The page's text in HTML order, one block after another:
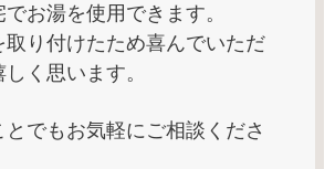
お湯を使用できます。
取り付けたため喜んでいただ
く思います。
とでもお気軽にご相談くださ